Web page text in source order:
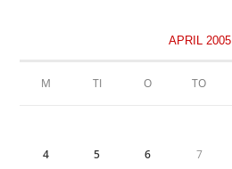
APRIL 2005
M TI O TO
4 5 6 7